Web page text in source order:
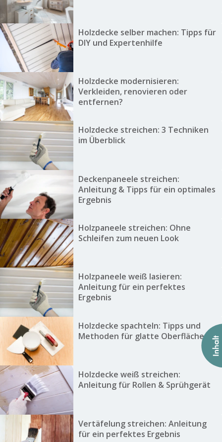
Holzdecke selber machen: Tipps für
DIY und Expertenhilfe
Holzdecke modernisieren:
Verkleiden, renovieren oder
entfernen?
Holzdecke streichen: 3 Techniken
im Überblick
Deckenpaneele streichen:
Anleitung & Tipps für ein optimales
Ergebnis
Holzpaneele streichen: Ohne
Schleifen zum neuen Look
Holzpaneele weiß lasieren:
Anleitung für ein perfektes
Ergebnis
Holzdecke spachteln: Tipps und
Methoden für glatte Oberflächen
Holzdecke weiß streichen:
Anleitung für Rollen & Sprühgerät
Vertäfelung streichen: Anleitung
für ein perfektes Ergebnis